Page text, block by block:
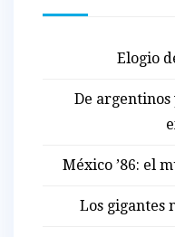
Elogio
De
México ’86: el
Los gigantes